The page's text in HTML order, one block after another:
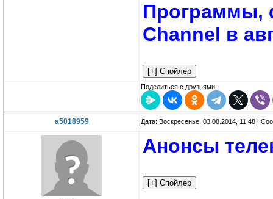
Программы,
Channel в
Поделиться с друзьями:
a5018959 Дата: Воскресенье, 03.08.2014, 11:48 |
Анонсы